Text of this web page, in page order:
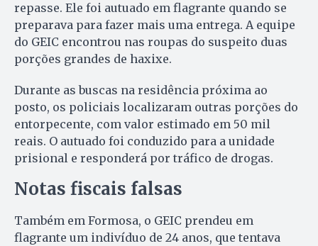
repasse. Ele foi autuado em flagrante quando se
preparava para fazer mais uma entrega. A equipe
do GEIC encontrou nas roupas do suspeito duas
porções grandes de haxixe.
Durante as buscas na residência próxima ao
posto, os policiais localizaram outras porções do
entorpecente, com valor estimado em 50 mil
reais. O autuado foi conduzido para a unidade
prisional e responderá por tráfico de drogas.
Notas fiscais falsas
Também em Formosa, o GEIC prendeu em
flagrante um indivíduo de 24 anos, que tentava